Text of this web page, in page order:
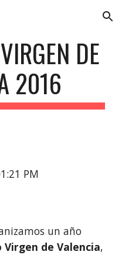
Skip to navigation
DE
2016
PM
un año
Virgen de Valencia,